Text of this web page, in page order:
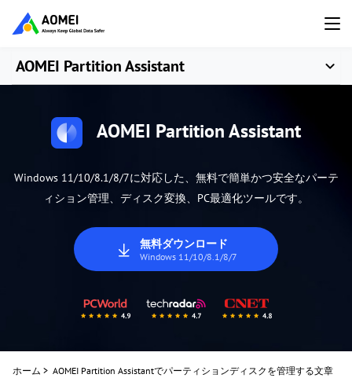
AOMEI Partition Assistant
AOMEI Partition Assistant
Windows 11/10/8.1/8/7に対応した、無料で簡単かつ安全なパーテ
ィション管理、ディスク変換、PC最適化ツールです。
無料ダウンロード
Windows 11/10/8.1/8/7
ホーム > AOMEI Partition Assistantでパーティションディスクを管理する文章